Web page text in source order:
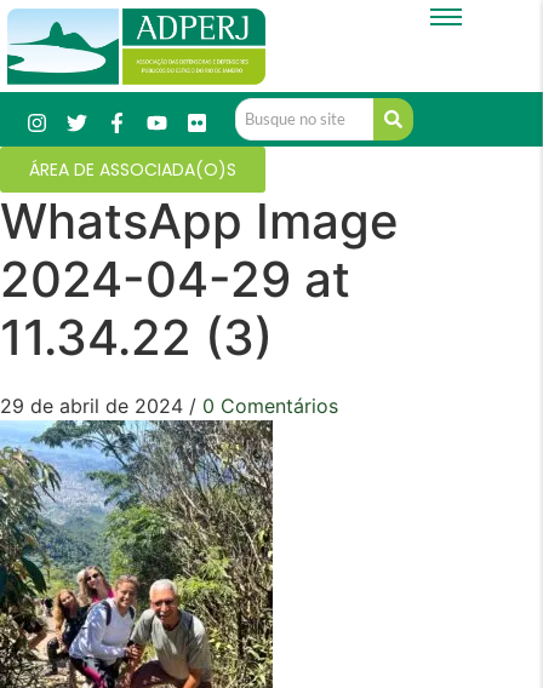
ÁREA DE ASSOCIADA(O)S
WhatsApp Image
2024-04-29 at
11.34.22 (3)
29 de abril de 2024 / 0 Comentários